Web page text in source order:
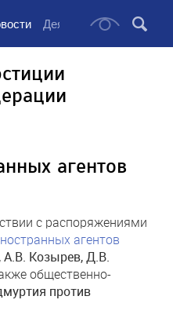
Деятельность
агентов
с распоряжениями
агентов
А.В. Козырев, Д.В.
общественно-
против